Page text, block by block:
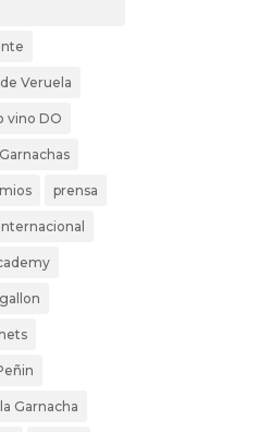
Veruela
vino DO
prensa
Garnacha